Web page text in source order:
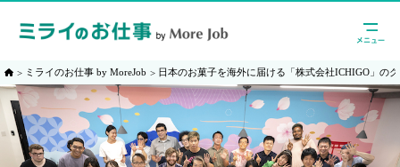
ミライのお仕事 by MoreJob 日本のお菓子を海外に届ける「株式会社ICHIGO」の